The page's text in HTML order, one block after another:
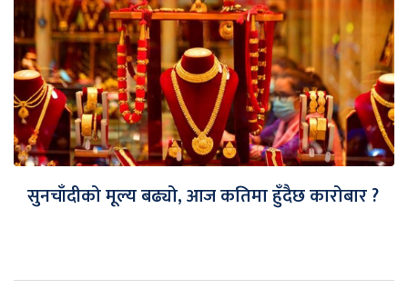
सुनचाँदीको मूल्य बढ्यो, आज कतिमा हुँदैछ कारोबार ?